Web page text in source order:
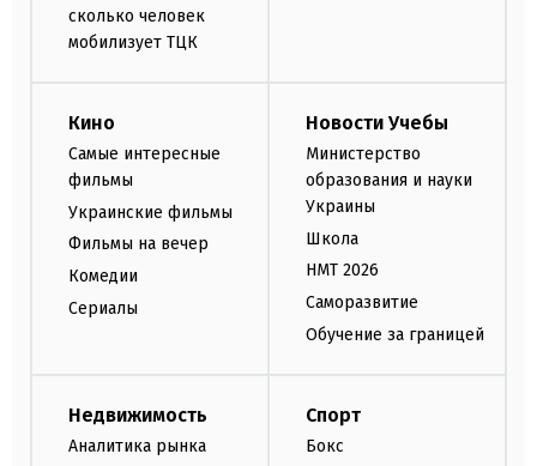
сколько человек
мобилизует ТЦК
Кино
Самые интересные
фильмы
Украинские фильмы
Фильмы на вечер
Комедии
Сериалы
Новости Учебы
Министерство
образования и науки
Украины
Школа
НМТ 2026
Саморазвитие
Обучение за границей
Недвижимость
Аналитика рынка
Спорт
Бокс